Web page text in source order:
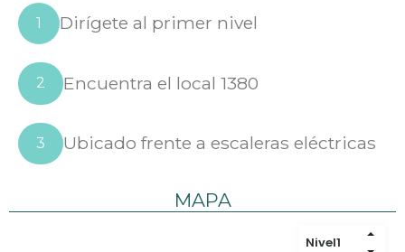
1 Dirígete al primer nivel
2 Encuentra el local 1380
3 Ubicado frente a escaleras eléctricas
MAPA